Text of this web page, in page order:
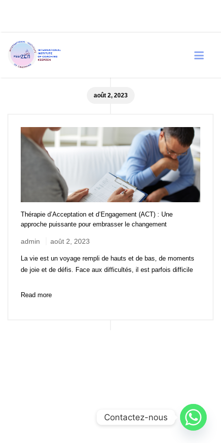
Blog: Archives
août 2, 2023
Thérapie d’Acceptation et d’Engagement (ACT) : Une
approche puissante pour embrasser le changement
admin août 2, 2023
La vie est un voyage rempli de hauts et de bas, de moments
de joie et de défis. Face aux difficultés, il est parfois difficile
Read more
Contactez-nous